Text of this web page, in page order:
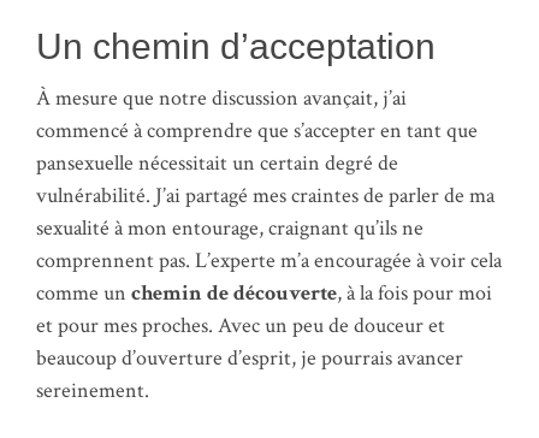
Un chemin d’acceptation
À mesure que notre discussion avançait, j’ai
commencé à comprendre que s’accepter en tant que
pansexuelle nécessitait un certain degré de
vulnérabilité. J’ai partagé mes craintes de parler de ma
sexualité à mon entourage, craignant qu’ils ne
comprennent pas. L’experte m’a encouragée à voir cela
comme un chemin de découverte, à la fois pour moi
et pour mes proches. Avec un peu de douceur et
beaucoup d’ouverture d’esprit, je pourrais avancer
sereinement.